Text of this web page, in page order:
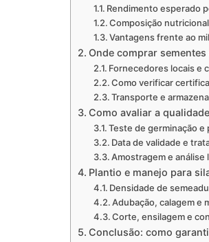
Rendimento esperado
Composição
Vantagens frente ao
Onde comprar
Fornecedores locais e
Como verificar
Transporte e
Como avaliar a
Teste de germinação e
Data de validade e
Amostragem e análise
Plantio e manejo para
Densidade de
Adubação, calagem e
Corte, ensilagem e
Conclusão: como